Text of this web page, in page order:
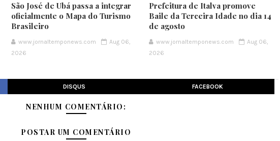
São José de Ubá passa a integrar
oficialmente o Mapa do Turismo
Brasileiro
www.jornaltemponews.com
Aug 06,
2026
Prefeitura de Italva promove
Baile da Terceira Idade no dia 14
de agosto
www.jornaltemponews.com
Aug 06,
2026
DISQUS FACEBOOK
NENHUM COMENTÁRIO:
POSTAR UM COMENTÁRIO